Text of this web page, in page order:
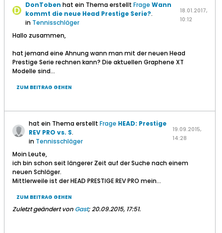
DonToben hat ein Thema erstellt Frage Wann
kommt die neue Head Prestige Serie?.
in Tennisschläger
18.01.2017,
10:12
Hallo zusammen,
hat jemand eine Ahnung wann man mit der neuen Head
Prestige Serie rechnen kann? Die aktuellen Graphene XT
Modelle sind...
ZUM BEITRAG GEHEN
hat ein Thema erstellt Frage HEAD: Prestige
REV PRO vs. S.
in Tennisschläger
19.09.2015,
14:28
Moin Leute,
ich bin schon seit längerer Zeit auf der Suche nach einem
neuen Schläger.
Mittlerweile ist der HEAD PRESTIGE REV PRO mein...
ZUM BEITRAG GEHEN
Zuletzt geändert von Gast;20.09.2015, 17:51.